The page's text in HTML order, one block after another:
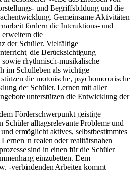
und Begriffsbildung und die
Gemeinsame Aktivitäten
fördern die Interaktions- und
die
der Schüler. Vielfältige
die Berücksichtigung
sowie rhythmisch-musikalische
im Schulleben als wichtige
die motorische, psychomotorische
der Schüler. Lernen mit allen
unterstützen die Entwicklung der
Förderschwerpunkt geistige
alltagsrelevante Probleme und
ermöglicht aktives, selbstbestimmtes
in realen oder realitätsnahen
sind in einen für die Schüler
einzubetten. Dem
-verbindenden Arbeiten kommt